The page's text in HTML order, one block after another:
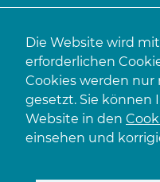
Die Website wird
erforderlichen
Cookies werden
gesetzt. Sie können
Website in den
einsehen und